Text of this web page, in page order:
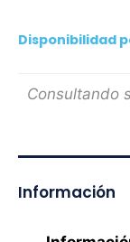
Disponibilidad
Consultando
Información